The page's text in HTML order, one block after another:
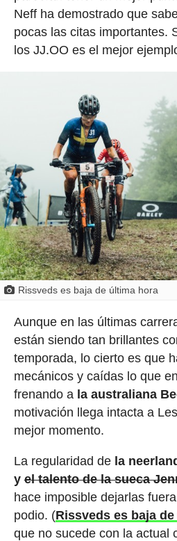
Neff ha demostrado que
pocas las citas importantes.
los JJ.OO es el mejor
Rissveds es baja de última hora
Aunque en las últimas
están siendo tan brillantes
temporada, lo cierto es que
mecánicos y caídas lo que
frenando a la australiana
motivación llega intacta a
mejor momento.
La regularidad de la
yel talento de la sueca
hace imposible dejarlas
podio. (Rissveds es baja
que no sucede con la actual